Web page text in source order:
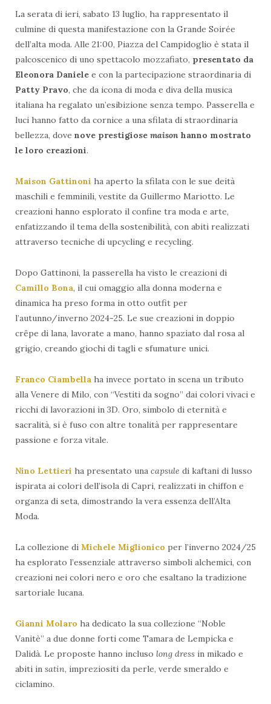
La serata di ieri, sabato 13 luglio, ha rappresentato il
culmine di questa manifestazione con la Grande Soirée
dell’alta moda. Alle 21:00, Piazza del Campidoglio è stata il
palcoscenico di uno spettacolo mozzafiato, presentato da
Eleonora Daniele e con la partecipazione straordinaria di
Patty Pravo, che da icona di moda e diva della musica
italiana ha regalato un’esibizione senza tempo. Passerella e
luci hanno fatto da cornice a una sfilata di straordinaria
bellezza, dove nove prestigiose maison hanno mostrato
le loro creazioni.
Maison Gattinoni ha aperto la sfilata con le sue deità
maschili e femminili, vestite da Guillermo Mariotto. Le
creazioni hanno esplorato il confine tra moda e arte,
enfatizzando il tema della sostenibilità, con abiti realizzati
attraverso tecniche di upcycling e recycling.
Dopo Gattinoni, la passerella ha visto le creazioni di
Camillo Bona, il cui omaggio alla donna moderna e
dinamica ha preso forma in otto outfit per
l’autunno/inverno 2024-25. Le sue creazioni in doppio
crêpe di lana, lavorate a mano, hanno spaziato dal rosa al
grigio, creando giochi di tagli e sfumature unici.
Franco Ciambella ha invece portato in scena un tributo
alla Venere di Milo, con “Vestiti da sogno” dai colori vivaci e
ricchi di lavorazioni in 3D. Oro, simbolo di eternità e
sacralità, si è fuso con altre tonalità per rappresentare
passione e forza vitale.
Nino Lettieri ha presentato una capsule di kaftani di lusso
ispirata ai colori dell’isola di Capri, realizzati in chiffon e
organza di seta, dimostrando la vera essenza dell’Alta
Moda.
La collezione di Michele Miglionico per l’inverno 2024/25
ha esplorato l’essenziale attraverso simboli alchemici, con
creazioni nei colori nero e oro che esaltano la tradizione
sartoriale lucana.
Gianni Molaro ha dedicato la sua collezione “Noble
Vanitè” a due donne forti come Tamara de Lempicka e
Dalidà. Le proposte hanno incluso long dress in mikado e
abiti in satin, impreziositi da perle, verde smeraldo e
ciclamino.